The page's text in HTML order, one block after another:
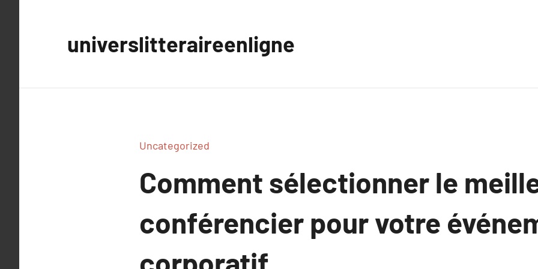
universlitteraireenligne
Uncategorized
Comment sélectionner le
conférencier pour votre